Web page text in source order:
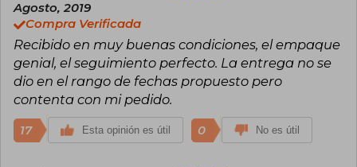
Agosto, 2019
Compra Verificada
Recibido en muy buenas condiciones, el empaque
genial, el seguimiento perfecto. La entrega no se
dio en el rango de fechas propuesto pero
contenta con mi pedido.
17 Esta opinión es útil 0 No es útil